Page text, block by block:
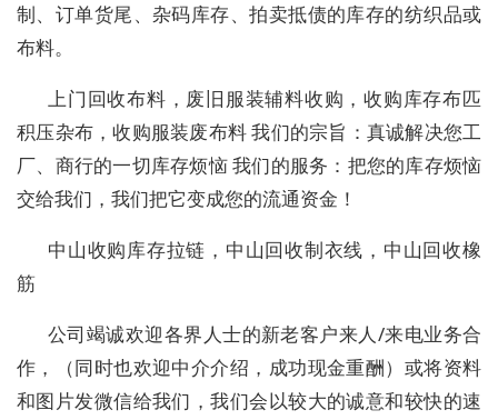
制、订单货尾、杂码库存、拍卖抵债的库存的纺织品或
布料。
上门回收布料，废旧服装辅料收购，收购库存布匹
积压杂布，收购服装废布料 我们的宗旨：真诚解决您工
厂、商行的一切库存烦恼 我们的服务：把您的库存烦恼
交给我们，我们把它变成您的流通资金！
中山收购库存拉链，中山回收制衣线，中山回收橡
筋
公司竭诚欢迎各界人士的新老客户来人/来电业务合
作，（同时也欢迎中介介绍，成功现金重酬）或将资料
和图片发微信给我们，我们会以较大的诚意和较快的速